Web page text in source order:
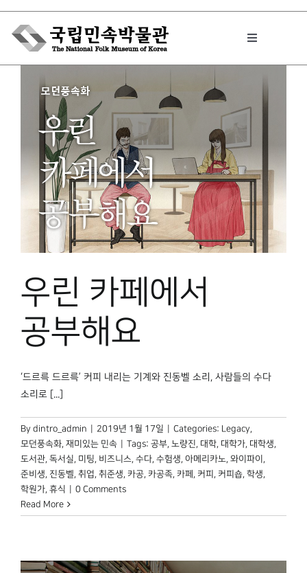
Skip
content
Toggle
박물관에서는
민속이야기
민속 인사이드
박물관 홈페이지
우린 카페에서
공부해요
‘드르륵 드르륵’ 커피 내리는 기계와 진동벨 소리, 사람들의 수다
소리로 [...]
By dintro_admin 2019년 1월 17일 Categories: Legacy,
모던풍속화, 재미있는 민속 Tags: 공부, 노량진, 대학, 대학가, 대학생,
도서관, 독서실, 미팅, 비즈니스, 수다, 수험생, 아메리카노, 와이파이 ,
준비생, 진동벨, 취업, 취준생, 카공, 카공족, 카페 , 커피 , 커피숍, 학생,
학원가, 휴식
0 Comments
Read More